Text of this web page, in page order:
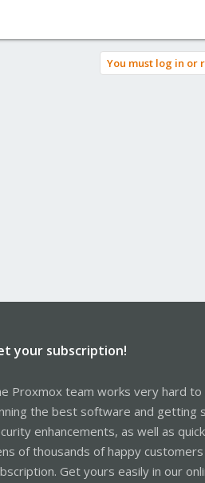
You must log in or
your subscription!
Proxmox team works very hard to
the best software and getting
enhancements, as well as
of thousands of happy
Get yours easily in our